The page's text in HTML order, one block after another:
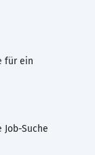
für ein
Suche